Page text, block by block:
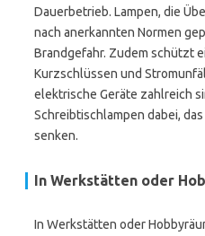
Dauerbetrieb. Lampen, die
nach anerkannten Normen
Brandgefahr. Zudem schützt
Kurzschlüssen und
elektrische Geräte zahlreich
Schreibtischlampen dabei,
senken.
In Werkstätten oder
In Werkstätten oder